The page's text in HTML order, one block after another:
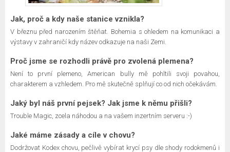
Jak, proč a kdy naše stanice vznikla?
V březnu před narozením štěňat. Bohemia s ohledem na komunikaci a
výstavy v zahraničí kdy název odkazuje na naši Zemi.
Proč jsme se rozhodli právě pro zvolená plemena?
Není to první plemeno, American bully mě pohltili svoji povahou,
charakterem a vzhledem. Pro mě skutečně splňují co od nich očekávám.
Jaký byl náš první pejsek? Jak jsme k němu přišli?
Trouble Magic, zcela náhodou a na vašem inzertním serveru :-)
Jaké máme zásady a cíle v chovu?
Dodržovat Kodex chovu, pečlivě vybírat krycí psy dle shody rodokmenů i